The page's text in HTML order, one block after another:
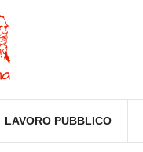
LAVORO PUBBLICO